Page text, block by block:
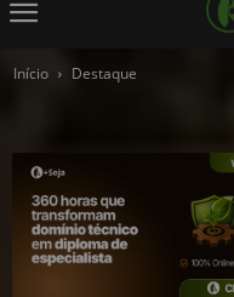
Início Destaque